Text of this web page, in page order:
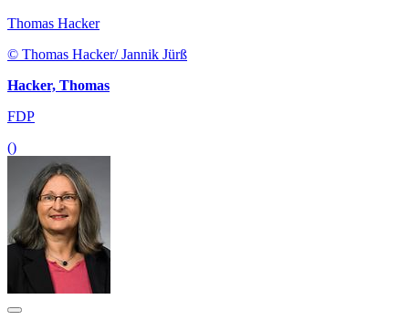
Thomas Hacker
© Thomas Hacker/ Jannik Jürß
Hacker, Thomas
FDP
()